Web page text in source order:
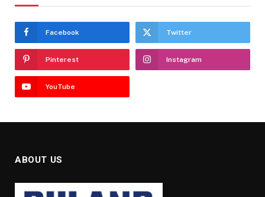
Facebook Twitter
Pinterest Instagram
YouTube
ABOUT US